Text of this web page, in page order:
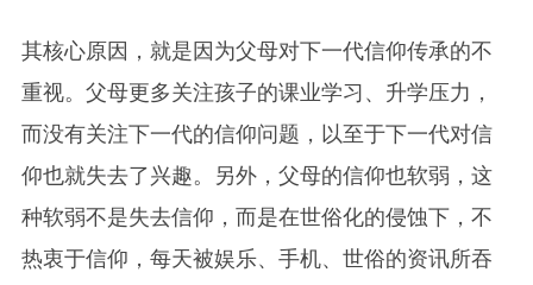
其核心原因，就是因为父母对下一代信仰传承的不
重视。父母更多关注孩子的课业学习、升学压力，
而没有关注下一代的信仰问题，以至于下一代对信
仰也就失去了兴趣。另外，父母的信仰也软弱，这
种软弱不是失去信仰，而是在世俗化的侵蚀下，不
热衷于信仰，每天被娱乐、手机、世俗的资讯所吞